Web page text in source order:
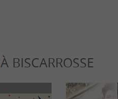
À BISCARROSSE